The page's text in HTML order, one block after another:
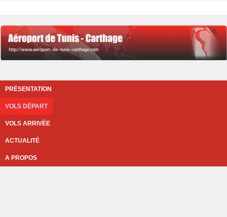
PRÉSENTATION
VOLS DÉPART
VOLS ARRIVÉE
ACTUALITÉ
A PROPOS